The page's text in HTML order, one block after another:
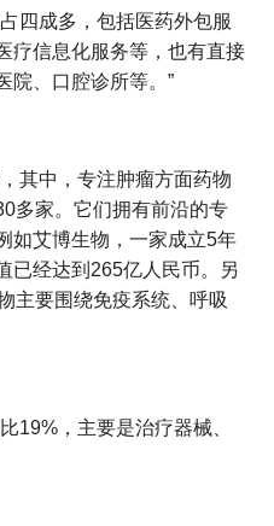
四成多，包括医药外包服
疗信息化服务等，也有直接
院、口腔诊所等。”
其中，专注肿瘤方面药物
多家。它们拥有前沿的专
如艾博生物，一家成立5年
已经达到265亿人民币。另
主要围绕免疫系统、呼吸
19%，主要是治疗器械、